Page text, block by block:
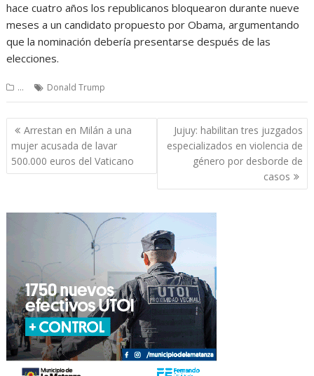
hace cuatro años los republicanos bloquearon durante nueve
meses a un candidato propuesto por Obama, argumentando
que la nominación debería presentarse después de las
elecciones.
... Donald Trump
Navegación
de
entradas
Arrestan en Milán a una
mujer acusada de lavar
500.000 euros del Vaticano
Jujuy: habilitan tres juzgados
especializados en violencia de
género por desborde de
casos